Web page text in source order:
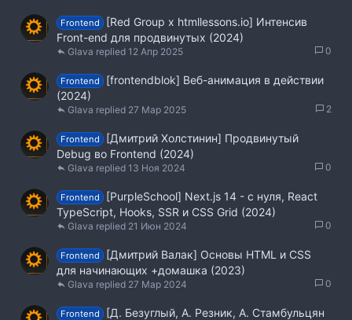
Frontend
[Red Group x htmllessons.io] Интенсив
Front-end для продвинутых (2024)
0
12 Апр 2025
Glava
Frontend
[frontendblok] Веб-анимация в действии
(2024)
2
27 Мар 2025
Glava
Frontend
[Дмитрий Холстинин] Продвинутый
Debug во Frontend (2024)
0
13 Ноя 2024
Glava
Frontend
[PurpleSchool] Next.js 14 - с нуля, React
TypeScript, Hooks, SSR и CSS Grid (2024)
0
21 Июн 2024
Glava
Frontend
[Дмитрий Валак] Основы HTML и CSS
для начинающих +домашка (2023)
0
27 Мар 2024
Glava
Frontend
[Д. Безуглый, А. Резник, А. Стамбульцян